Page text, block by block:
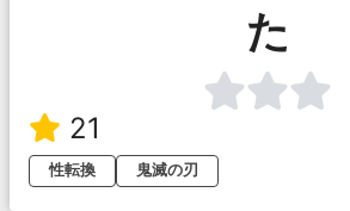
た
21
性転換
鬼滅の刃